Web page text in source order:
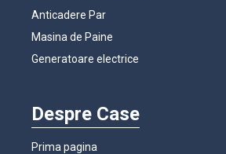
Anticadere Par
Masina de Paine
Generatoare electrice
Despre Case
Prima pagina